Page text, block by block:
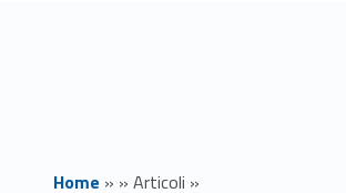
Home » » Articoli »